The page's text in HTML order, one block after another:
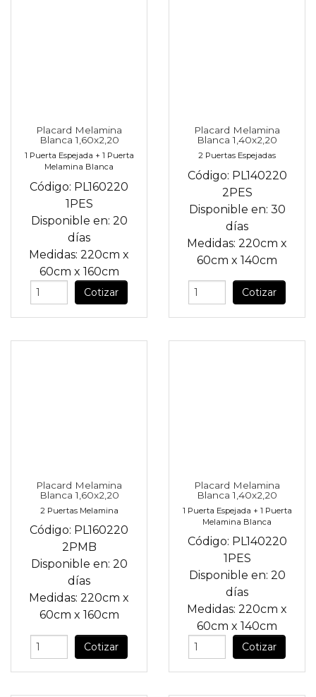
Placard Melamina
Blanca 1,60x2,20
1 Puerta Espejada + 1 Puerta
Melamina Blanca
Código: PL160220
1PES
Disponible en: 20
días
Medidas: 220cm x
60cm x 160cm
Cotizar
Placard Melamina
Blanca 1,40x2,20
2 Puertas Espejadas
Código: PL140220
2PES
Disponible en: 30
días
Medidas: 220cm x
60cm x 140cm
Cotizar
Placard Melamina
Blanca 1,60x2,20
2 Puertas Melamina
Código: PL160220
2PMB
Disponible en: 20
días
Medidas: 220cm x
60cm x 160cm
Cotizar
Placard Melamina
Blanca 1,40x2,20
1 Puerta Espejada + 1 Puerta
Melamina Blanca
Código: PL140220
1PES
Disponible en: 20
días
Medidas: 220cm x
60cm x 140cm
Cotizar